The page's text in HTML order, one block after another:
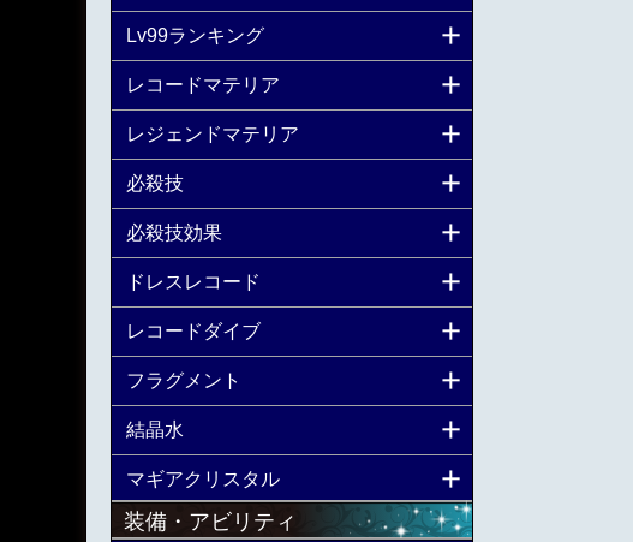
Lv99ランキング
レコードマテリア
レジェンドマテリア
必殺技
必殺技効果
ドレスレコード
レコードダイブ
フラグメント
結晶水
マギアクリスタル
装備・アビリティ